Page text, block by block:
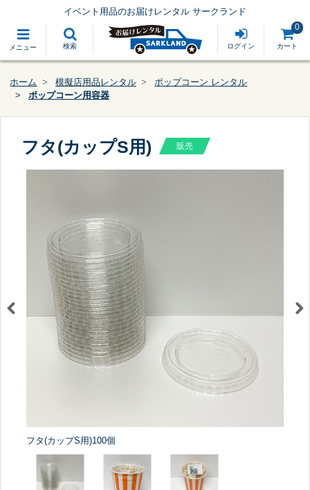
メニュー 検索
イベント用品のお届けレンタル サークランド
ログイン カート
0
ホーム 模擬店用品レンタル
ポップコーン レンタル
ポップコーン用容器
フタ(カップS用) 販売
フタ(カップS用)100個